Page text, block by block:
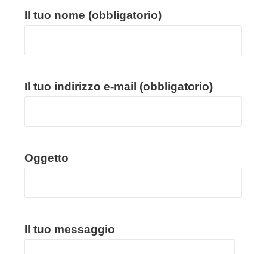
Il tuo nome (obbligatorio)
Il tuo indirizzo e-mail (obbligatorio)
Oggetto
Il tuo messaggio